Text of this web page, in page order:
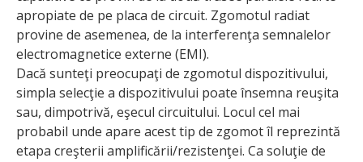
apropiate de pe placa de circuit. Zgomotul radiat
provine de asemenea, de la interferenţa semnalelor
electromagnetice externe (EMI).
Dacă sunteţi preocupaţi de zgomotul dispozitivului,
simpla selecţie a dispozitivului poate însemna reuşita
sau, dimpotrivă, eşecul circuitului. Locul cel mai
probabil unde apare acest tip de zgomot îl reprezintă
etapa creşterii amplificării/rezistenţei. Ca soluţie de